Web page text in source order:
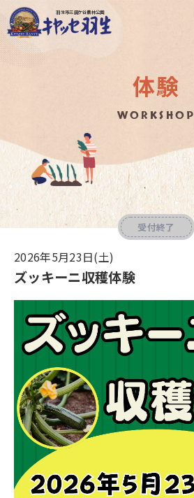
羽生市三田ケ谷農林公園
体験
WORKSHOP
受付終了
2026年5月23日(土)
ズッキーニ収穫体験